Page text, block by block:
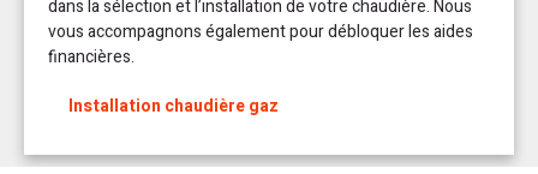
dans la sélection et l’installation de votre chaudière. Nous
vous accompagnons également pour débloquer les aides
financières.
Installation chaudière gaz